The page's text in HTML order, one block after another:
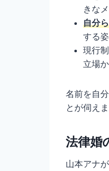
きな
自分
する
現行
立場
名前を自
とが伺えま
法律婚
山本アナ